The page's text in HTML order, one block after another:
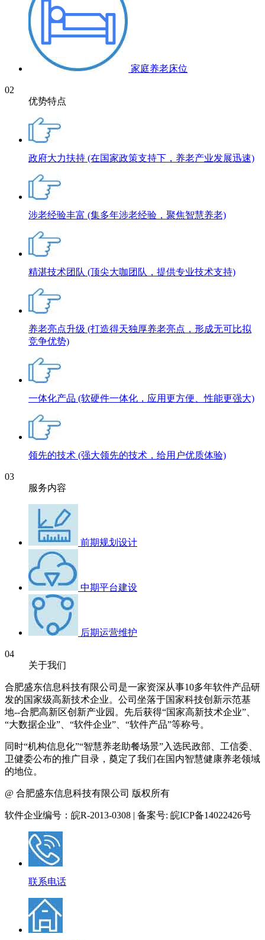
家庭养老床位
02
优势特点
政府大力扶持 (在国家政策支持下，养老产业发展迅速)
涉老经验丰富 (集多年涉老经验，聚焦智慧养老)
精湛技术团队 (顶尖大咖团队，提供专业技术支持)
养老亮点升级 (打造得天独厚养老亮点，形成无可比拟
竞争优势)
一体化产品 (软硬件一体化，应用更方便、性能更强大)
领先的技术 (强大领先的技术，给用户优质体验)
03
服务内容
前期规划设计
中期平台建设
后期运营维护
04
关于我们
合肥盛东信息科技有限公司是一家资深从事10多年软件产品研
发的国家级高新技术企业。公司坐落于国家科技创新示范基
地--合肥高新区创新产业园。先后获得“国家高新技术企业”、
“大数据企业”、“软件企业”、“软件产品”等称号。
同时“机构信息化”“智慧养老助餐场景”入选民政部、工信委、
卫健委公布的推广目录，奠定了我们在国内智慧健康养老领域
的地位。
@ 合肥盛东信息科技有限公司 版权所有
软件企业编号：皖R-2013-0308 | 备案号: 皖ICP备14022426号
联系电话